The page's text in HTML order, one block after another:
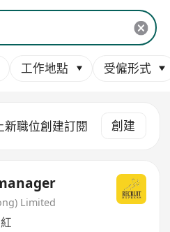
工作地點 受僱形式
新職位創建訂閱 創建
Limited